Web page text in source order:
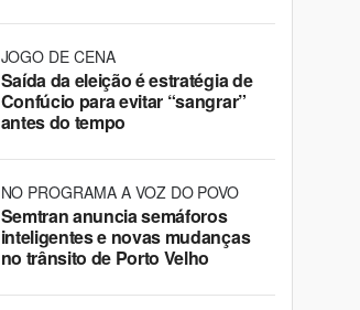
JOGO DE CENA
Saída da eleição é estratégia de
Confúcio para evitar “sangrar”
antes do tempo
NO PROGRAMA A VOZ DO POVO
Semtran anuncia semáforos
inteligentes e novas mudanças
no trânsito de Porto Velho